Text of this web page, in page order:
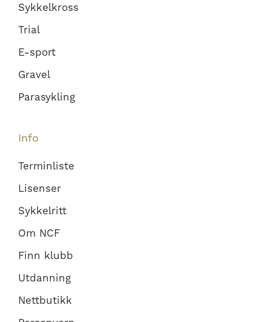
Sykkelkross
Trial
E-sport
Gravel
Parasykling
Info
Terminliste
Lisenser
Sykkelritt
Om NCF
Finn klubb
Utdanning
Nettbutikk